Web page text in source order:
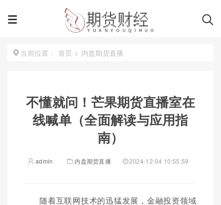
当前位置： 首页 > 内盘期货直播
不懂就问！芒果期货直播室在
线喊单（全面解读与应用指
南）
admin 内盘期货直播 2024-12-04 10:55:59
随着互联网技术的迅猛发展，金融投资领域